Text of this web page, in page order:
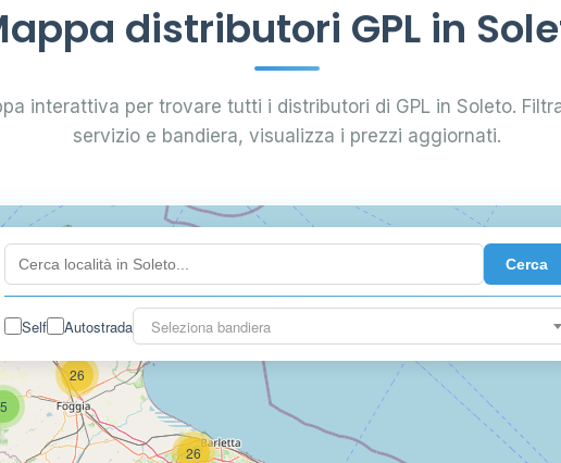
distributori GPL in
interattiva per trovare tutti i distributori di GPL in Soleto.
servizio e bandiera, visualizza i prezzi aggiornati.
Cerca
Self Autostrada Seleziona bandiera
5
2
26
26